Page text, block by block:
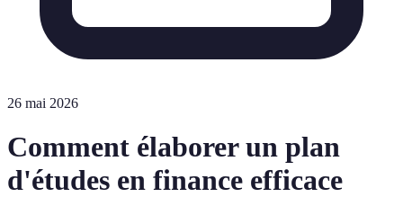
26 mai 2026
Comment élaborer un plan
d'études en finance efficace